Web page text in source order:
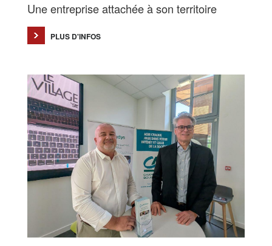
Une entreprise attachée à son territoire
PLUS D'INFOS